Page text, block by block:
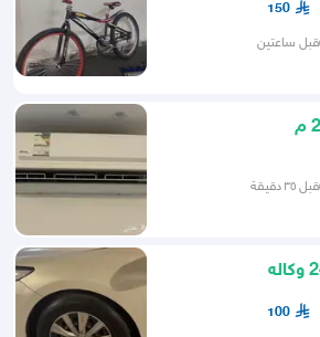
150
قبل ساعتين
قبل ٣٥ دقيقة
100